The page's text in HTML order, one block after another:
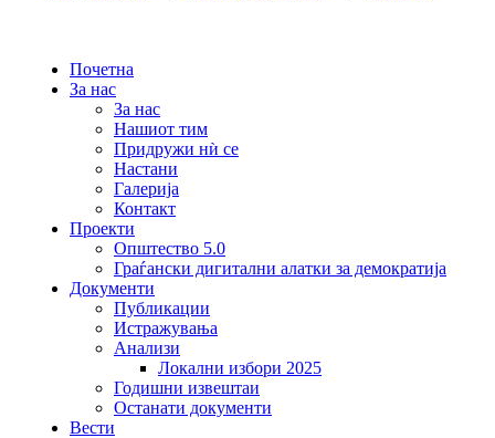
Почетна
За нас
За нас
Нашиот тим
Придружи нѝ се
Настани
Галерија
Контакт
Проекти
Општество 5.0
Граѓански дигитални алатки за демократија
Документи
Публикации
Истражувања
Анализи
Локални избори 2025
Годишни извештаи
Останати документи
Вести